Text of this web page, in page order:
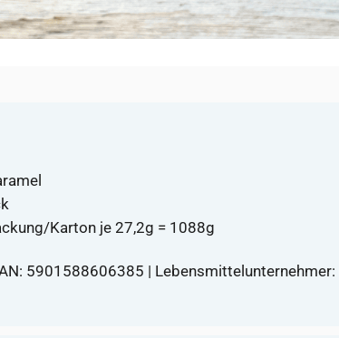
Karton je 27,2g = 1088g
5901588606385 | Lebensmittelunternehmer: